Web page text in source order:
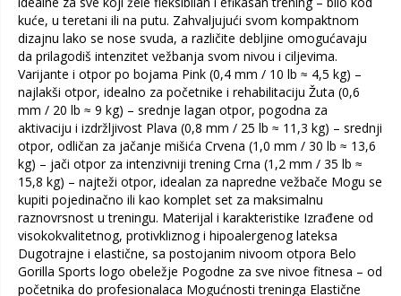
kuće, u teretani ili na putu. Zahvaljujući svom kompaktnom
dizajnu lako se nose svuda, a različite debljine omogućavaju
da prilagodiš intenzitet vežbanja svom nivou i ciljevima.
Varijante i otpor po bojama Pink (0,4 mm / 10 lb ≈ 4,5 kg) –
najlakši otpor, idealno za početnike i rehabilitaciju Žuta (0,6
mm / 20 lb ≈ 9 kg) – srednje lagan otpor, pogodna za
aktivaciju i izdržljivost Plava (0,8 mm / 25 lb ≈ 11,3 kg) – srednji
otpor, odličan za jačanje mišića Crvena (1,0 mm / 30 lb ≈ 13,6
kg) – jači otpor za intenzivniji trening Crna (1,2 mm / 35 lb ≈
15,8 kg) – najteži otpor, idealan za napredne vežbače Mogu se
kupiti pojedinačno ili kao komplet set za maksimalnu
raznovrsnost u treningu. Materijal i karakteristike Izrađene od
visokokvalitetnog, protivkliznog i hipoalergenog lateksa
Dugotrajne i elastične, sa postojanim nivoom otpora Belo
Gorilla Sports logo obeležje Pogodne za sve nivoe fitnesa – od
početnika do profesionalaca Mogućnosti treninga Elastične